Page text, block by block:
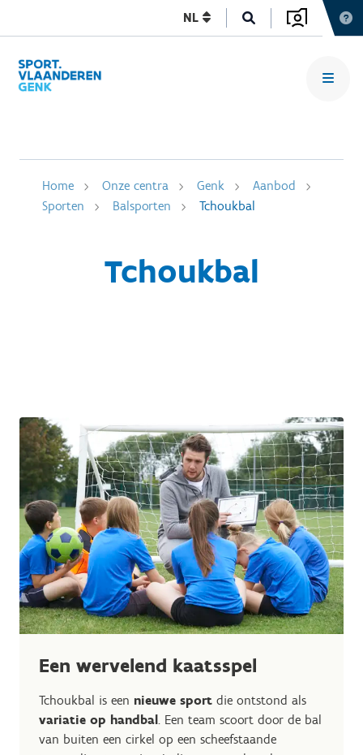
NL
Home Onze centra Genk
Aanbod
Sporten
Balsporten Tchoukbal
Tchoukbal
Een wervelend kaatsspel
Tchoukbal is een nieuwe sport die ontstond als
variatie op handbal. Een team scoort door de bal
van buiten een cirkel op een scheefstaande